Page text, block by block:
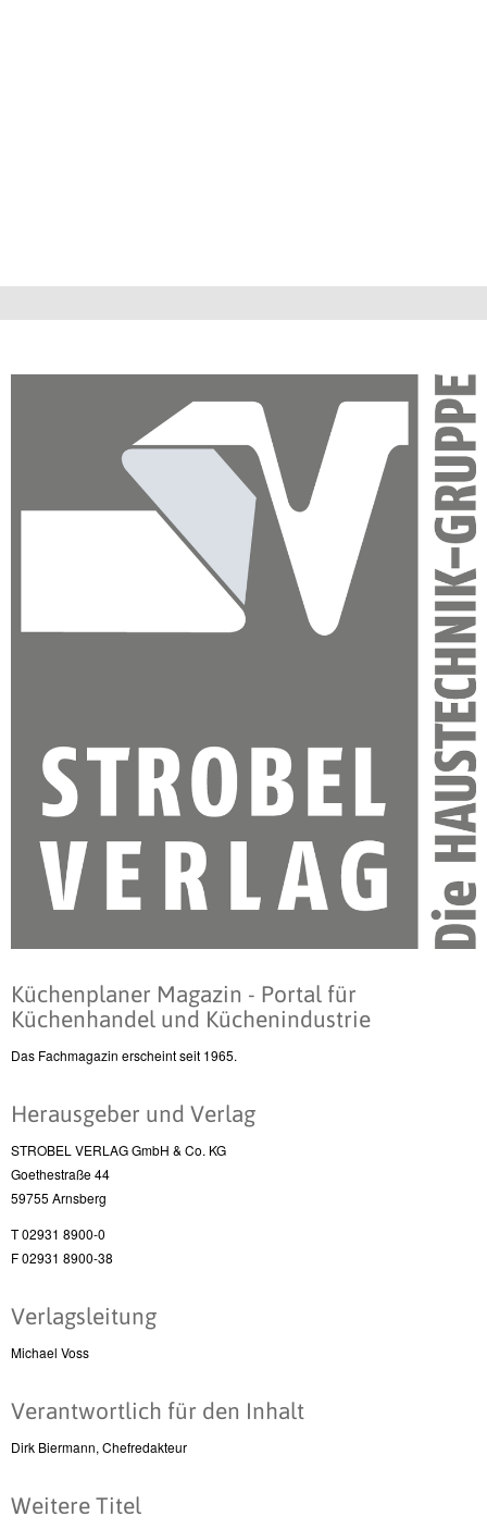
Küchenplaner Magazin - Portal für
Küchenhandel und Küchenindustrie
Das Fachmagazin erscheint seit 1965.
Herausgeber und Verlag
STROBEL VERLAG GmbH & Co. KG
Goethestraße 44
59755 Arnsberg
T 02931 8900-0
F 02931 8900-38
Verlagsleitung
Michael Voss
Verantwortlich für den Inhalt
Dirk Biermann, Chefredakteur
Weitere Titel